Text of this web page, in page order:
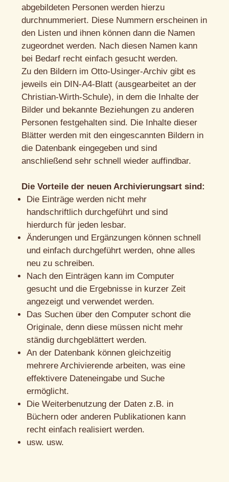
abgebildeten Personen werden hierzu
durchnummeriert. Diese Nummern erscheinen in
den Listen und ihnen können dann die Namen
zugeordnet werden. Nach diesen Namen kann
bei Bedarf recht einfach gesucht werden.
Zu den Bildern im Otto-Usinger-Archiv gibt es
jeweils ein DIN-A4-Blatt (ausgearbeitet an der
Christian-Wirth-Schule), in dem die Inhalte der
Bilder und bekannte Beziehungen zu anderen
Personen festgehalten sind. Die Inhalte dieser
Blätter werden mit den eingescannten Bildern in
die Datenbank eingegeben und sind
anschließend sehr schnell wieder auffindbar.
Die Vorteile der neuen Archivierungsart sind:
Die Einträge werden nicht mehr
handschriftlich durchgeführt und sind
hierdurch für jeden lesbar.
Änderungen und Ergänzungen können schnell
und einfach durchgeführt werden, ohne alles
neu zu schreiben.
Nach den Einträgen kann im Computer
gesucht und die Ergebnisse in kurzer Zeit
angezeigt und verwendet werden.
Das Suchen über den Computer schont die
Originale, denn diese müssen nicht mehr
ständig durchgeblättert werden.
An der Datenbank können gleichzeitig
mehrere Archivierende arbeiten, was eine
effektivere Dateneingabe und Suche
ermöglicht.
Die Weiterbenutzung der Daten z.B. in
Büchern oder anderen Publikationen kann
recht einfach realisiert werden.
usw. usw.